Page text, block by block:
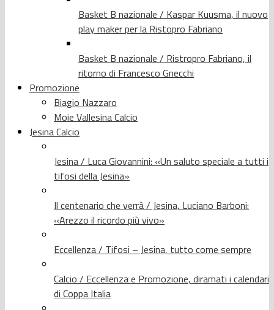
Basket B nazionale / Kaspar Kuusma, il nuovo
play maker per la Ristopro Fabriano
Basket B nazionale / Ristropro Fabriano, il
ritorno di Francesco Gnecchi
Promozione
Biagio Nazzaro
Moie Vallesina Calcio
Jesina Calcio
Jesina / Luca Giovannini: «Un saluto speciale a tutti i
tifosi della Jesina»
Il centenario che verrà / Jesina, Luciano Barboni:
«Arezzo il ricordo più vivo»
Eccellenza / Tifosi – Jesina, tutto come sempre
Calcio / Eccellenza e Promozione, diramati i calendari
di Coppa Italia